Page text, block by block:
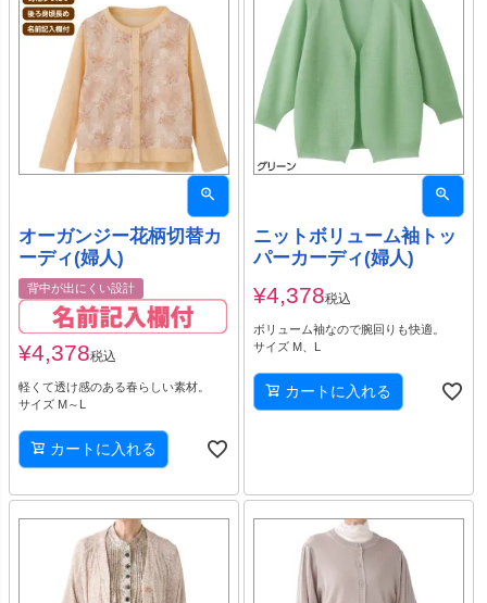
オーガンジー花柄切替カ
ーディ(婦人)
背中が出にくい設計
¥4,378税込
軽くて透け感のある春らしい素材。
サイズ M～L
カートに入れる
ニットボリューム袖トッ
パーカーディ(婦人)
¥4,378税込
ボリューム袖なので腕回りも快適。
サイズ M、L
カートに入れる